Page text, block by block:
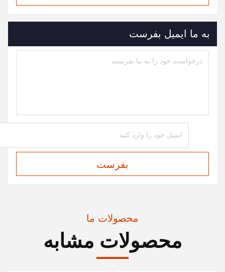
به ما ایمیل بفرست
بفرست
محصولات ما
محصولات مشابه